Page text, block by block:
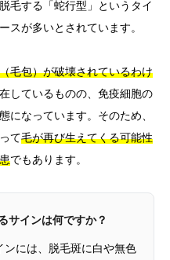
毛する「蛇行型」というタイ
スが多いとされています。
毛包）が破壊されているわけ
しているものの、免疫細胞の
になっています。そのため、
て毛が再び生えてくる可能性
でもあります。
サインは何ですか？
ンには、脱毛斑に白や無色